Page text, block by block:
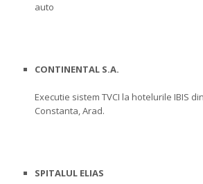
auto
CONTINENTAL S.A.
Executie sistem TVCI la hotelurile IBIS
Constanta, Arad.
SPITALUL ELIAS